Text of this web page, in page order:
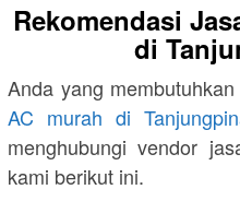
Rekomendasi
di
Anda yang membutuhkan
AC murah di
menghubungi vendor
kami berikut ini.